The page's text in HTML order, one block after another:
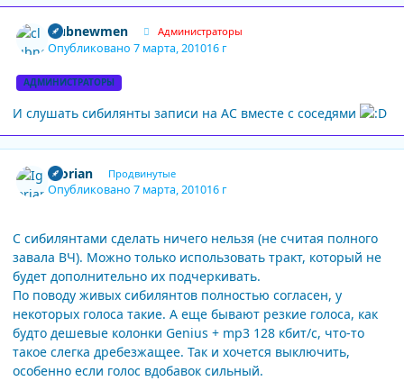
clubnewmen Администраторы
Опубликовано7 марта, 201016 г
АДМИНИСТРАТОРЫ
И слушать сибилянты записи на АС вместе с соседями
Igorian Продвинутые
Опубликовано7 марта, 201016 г
С сибилянтами сделать ничего нельзя (не считая полного
завала ВЧ). Можно только использовать тракт, который не
будет дополнительно их подчеркивать.
По поводу живых сибилянтов полностью согласен, у
некоторых голоса такие. А еще бывают резкие голоса, как
будто дешевые колонки Genius + mp3 128 кбит/с, что-то
такое слегка дребезжащее. Так и хочется выключить,
особенно если голос вдобавок сильный.